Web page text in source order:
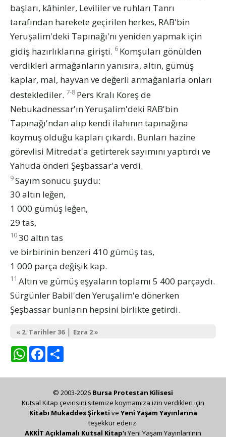
başları, kâhinler, Levililer ve ruhları Tanrı
tarafından harekete geçirilen herkes, RAB'bin
Yeruşalim'deki Tapınağı'nı yeniden yapmak için
gidiş hazırlıklarına girişti. 6 Komşuları gönülden
verdikleri armağanların yanısıra, altın, gümüş
kaplar, mal, hayvan ve değerli armağanlarla onları
desteklediler. 7-8 Pers Kralı Koreş de
Nebukadnessar'ın Yeruşalim'deki RAB'bin
Tapınağı'ndan alıp kendi ilahının tapınağına
koymuş olduğu kapları çıkardı. Bunları hazine
görevlisi Mitredat'a getirterek sayımını yaptırdı ve
Yahuda önderi Şeşbassar'a verdi.
9Sayım sonucu şuydu:
30 altın leğen,
1 000 gümüş leğen,
29 tas,
1030 altın tas
ve birbirinin benzeri 410 gümüş tas,
1 000 parça değişik kap.
11 Altın ve gümüş eşyaların toplamı 5 400 parçaydı.
Sürgünler Babil'den Yeruşalim'e dönerken
Şeşbassar bunların hepsini birlikte getirdi.
« 2. Tarihler 36| Ezra 2 »
WhatsAppFacebook
© 2003-2026 Bursa Protestan Kilisesi
Kutsal Kitap çevirisini sitemize koymamıza izin verdikleri için
Kitabı Mukaddes Şirketi ve Yeni Yaşam Yayınlarına
teşekkür ederiz.
AKKİT Açıklamalı Kutsal Kitap'ı Yeni Yaşam Yayınları'nın